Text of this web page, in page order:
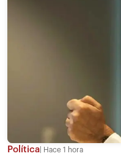
Política Hace 1 hora